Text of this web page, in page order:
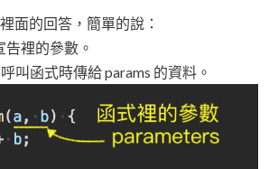
裡面的回答，簡單的說：
告裡的參數。
呼叫函式時傳給 params 的資料。